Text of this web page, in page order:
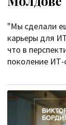
"Мы сделали
карьеры для
что в
поколение ИТ-